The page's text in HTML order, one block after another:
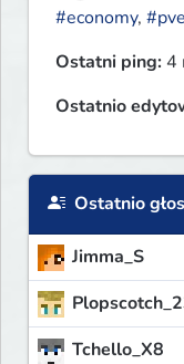
#economy, #pve
Ostatni ping: 4
Ostatnio
Ostatnio
Jimma_S
Tchello_X8